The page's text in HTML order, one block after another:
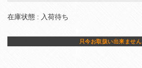
在庫状態 : 入荷待ち
只今お取扱い出来ません